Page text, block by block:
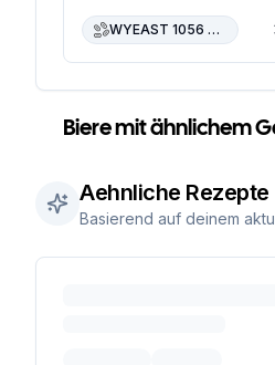
WYEAST 1056 American Ale
Biere mit ähnlichem
Aehnliche Rezepte
Basierend auf deinem